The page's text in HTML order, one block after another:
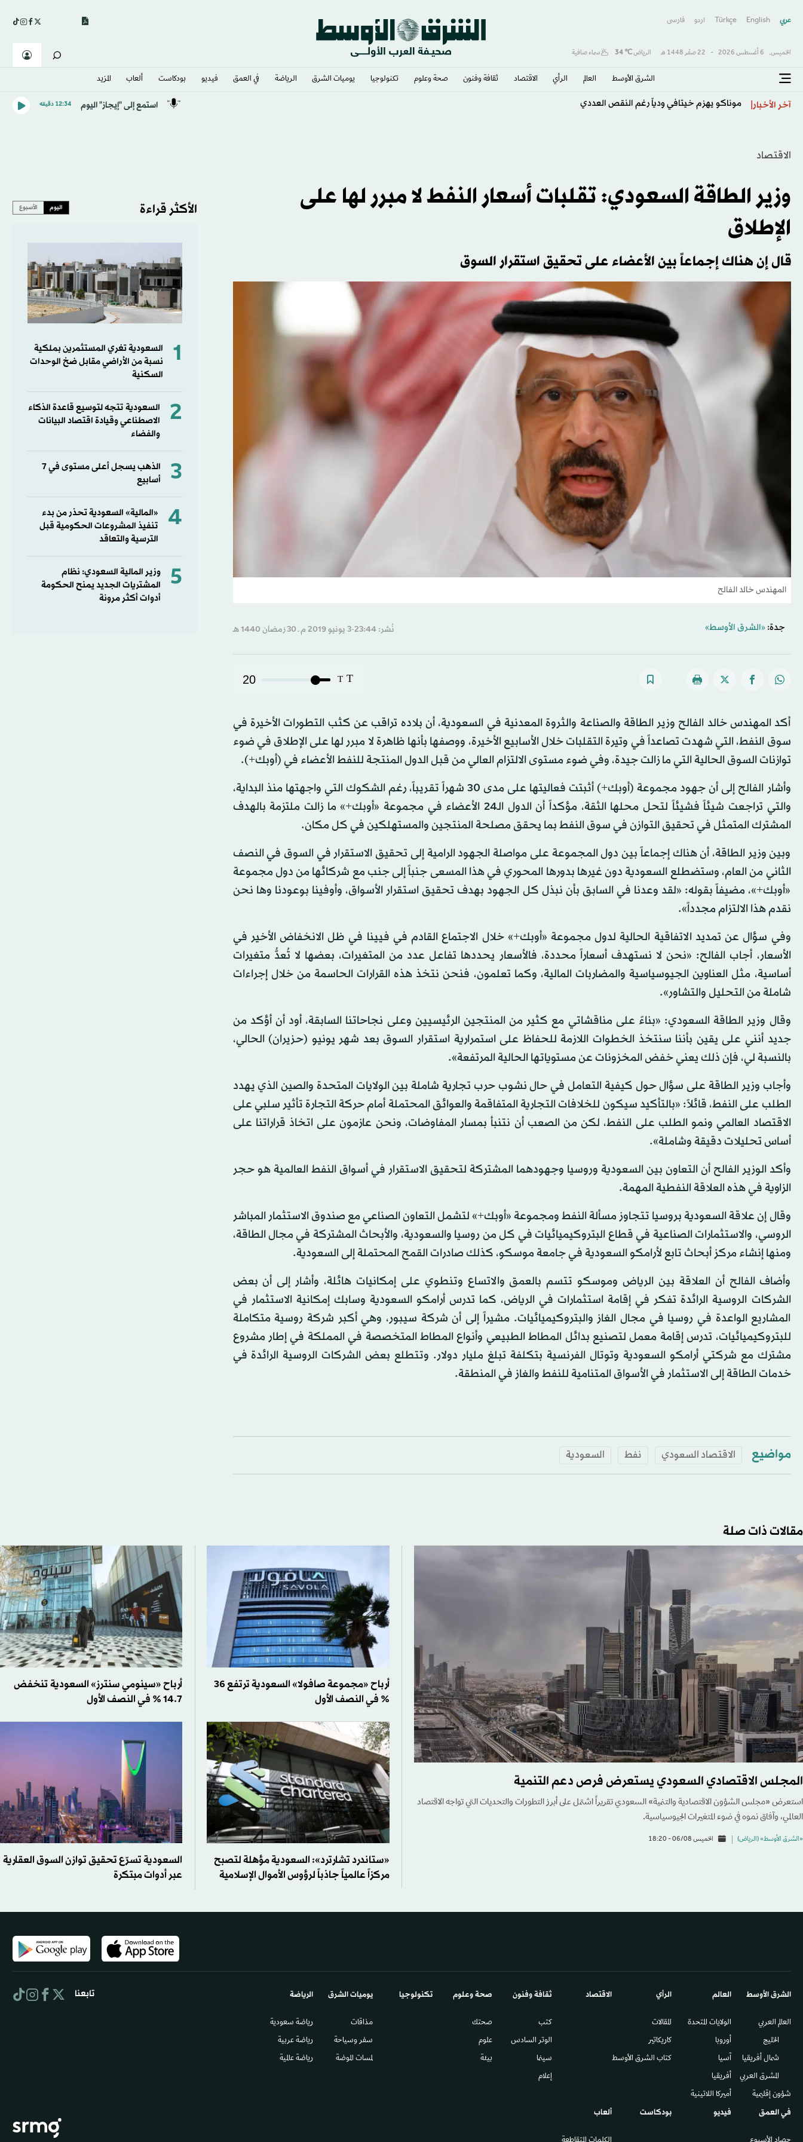
عربي English
Türkçe اردو فارسى
الخميس, 6 أغسطس 2026 - 22 صفَر 1448 هـ الرياض℃
34 سماء صافية
الشرق الأوسط​ العالم الرأي الاقتصاد ثقافة وفنون صحة وعلوم تكنولوجيا يوميات الشرق​ الرياضة في العمق فيديو بودكاست ألعاب المزيد
آخر الأخبار موناكو يهزم خيتافي ودياً رغم النقص العددي استمع إلى "إيجاز" اليوم 12:34 دقيقه
الاقتصاد
وزير الطاقة السعودي: تقلبات أسعار النفط لا مبرر لها على
الإطلاق
قال إن هناك إجماعاً بين الأعضاء على تحقيق استقرار السوق
المهندس خالد الفالح
جدة: «الشرق الأوسط» نُشر: 23:44-3 يونيو 2019 م ـ 30 رَمضان 1440 هـ
T
T
20
أكد المهندس خالد الفالح وزير الطاقة والصناعة والثروة المعدنية في السعودية، أن بلاده تراقب عن كثب التطورات الأخيرة في
سوق النفط، التي شهدت تصاعداً في وتيرة التقلبات خلال الأسابيع الأخيرة، ووصفها بأنها ظاهرة لا مبرر لها على الإطلاق في ضوء
توازنات السوق الحالية التي ما زالت جيدة، وفي ضوء مستوى الالتزام العالي من قبل الدول المنتجة للنفط الأعضاء في (أوبك+).
وأشار الفالح إلى أن جهود مجموعة (أوبك+) أثبتت فعاليتها على مدى 30 شهراً تقريباً، رغم الشكوك التي واجهتها منذ البداية،
والتي تراجعت شيئاً فشيئاً لتحل محلها الثقة، مؤكداً أن الدول الـ24 الأعضاء في مجموعة «أوبك+» ما زالت ملتزمة بالهدف
المشترك المتمثل في تحقيق التوازن في سوق النفط بما يحقق مصلحة المنتجين والمستهلكين في كل مكان.
وبين وزير الطاقة، أن هناك إجماعاً بين دول المجموعة على مواصلة الجهود الرامية إلى تحقيق الاستقرار في السوق في النصف
الثاني من العام، وستضطلع السعودية دون غيرها بدورها المحوري في هذا المسعى جنباً إلى جنب مع شركائها من دول مجموعة
«أوبك+»، مضيفاً بقوله: «لقد وعدنا في السابق بأن نبذل كل الجهود بهدف تحقيق استقرار الأسواق، وأوفينا بوعودنا وها نحن
نقدم هذا الالتزام مجدداً».
وفي سؤال عن تمديد الاتفاقية الحالية لدول مجموعة «أوبك+» خلال الاجتماع القادم في فيينا في ظل الانخفاض الأخير في
الأسعار، أجاب الفالح: «نحن لا نستهدف أسعاراً محددة، فالأسعار يحددها تفاعل عدد من المتغيرات، بعضها لا تُعدُّ متغيرات
أساسية، مثل العناوين الجيوسياسية والمضاربات المالية، وكما تعلمون، فنحن نتخذ هذه القرارات الحاسمة من خلال إجراءات
شاملة من التحليل والتشاور».
وقال وزير الطاقة السعودي: «بناءً على مناقشاتي مع كثير من المنتجين الرئيسيين وعلى نجاحاتنا السابقة، أود أن أؤكد من
جديد أنني على يقين بأننا سنتخذ الخطوات اللازمة للحفاظ على استمرارية استقرار السوق بعد شهر يونيو (حزيران) الحالي،
بالنسبة لي، فإن ذلك يعني خفض المخزونات عن مستوياتها الحالية المرتفعة».
وأجاب وزير الطاقة على سؤال حول كيفية التعامل في حال نشوب حرب تجارية شاملة بين الولايات المتحدة والصين الذي يهدد
الطلب على النفط، قائلاً: «بالتأكيد سيكون للخلافات التجارية المتفاقمة والعوائق المحتملة أمام حركة التجارة تأثير سلبي على
الاقتصاد العالمي ونمو الطلب على النفط، لكن من الصعب أن نتنبأ بمسار المفاوضات، ونحن عازمون على اتخاذ قراراتنا على
أساس تحليلات دقيقة وشاملة».
وأكد الوزير الفالح أن التعاون بين السعودية وروسيا وجهودهما المشتركة لتحقيق الاستقرار في أسواق النفط العالمية هو حجر
الزاوية في هذه العلاقة النفطية المهمة.
وقال إن علاقة السعودية بروسيا تتجاوز مسألة النفط ومجموعة «أوبك+» لتشمل التعاون الصناعي مع صندوق الاستثمار المباشر
الروسي، والاستثمارات الصناعية في قطاع البتروكيميائيات في كل من روسيا والسعودية، والأبحاث المشتركة في مجال الطاقة،
ومنها إنشاء مركز أبحاث تابع لأرامكو السعودية في جامعة موسكو، كذلك صادرات القمح المحتملة إلى السعودية.
وأضاف الفالح أن العلاقة بين الرياض وموسكو تتسم بالعمق والاتساع وتنطوي على إمكانيات هائلة، وأشار إلى أن بعض
الشركات الروسية الرائدة تفكر في إقامة استثمارات في الرياض، كما تدرس أرامكو السعودية وسابك إمكانية الاستثمار في
المشاريع الواعدة في روسيا في مجال الغاز والبتروكيميائيات. مشيراً إلى أن شركة سيبور، وهي أكبر شركة روسية متكاملة
للبتروكيميائيات، تدرس إقامة معمل لتصنيع بدائل المطاط الطبيعي وأنواع المطاط المتخصصة في المملكة في إطار مشروع
مشترك مع شركتي أرامكو السعودية وتوتال الفرنسية بتكلفة تبلغ مليار دولار. وتتطلع بعض الشركات الروسية الرائدة في
خدمات الطاقة إلى الاستثمار في الأسواق المتنامية للنفط والغاز في المنطقة.
مواضيع الاقتصاد السعودي نفط السعودية
الأكثر قراءة اليوم الأسبوع
1
السعودية تغري المستثمرين بملكية
نسبة من الأراضي مقابل ضخ الوحدات
السكنية
2
السعودية تتجه لتوسيع قاعدة الذكاء
الاصطناعي وقيادة اقتصاد البيانات
والفضاء
3
الذهب يسجل أعلى مستوى في 7
أسابيع
4
«المالية» السعودية تحذر من بدء
تنفيذ المشروعات الحكومية قبل
الترسية والتعاقد
5
وزير المالية السعودي: نظام
المشتريات الجديد يمنح الحكومة
أدوات أكثر مرونة
مقالات ذات صلة
المجلس الاقتصادي السعودي يستعرض فرص دعم التنمية
استعرض «مجلس الشؤون الاقتصادية والتنمية» السعودي تقريراً اشتمل على أبرز التطورات والتحديات التي تواجه الاقتصاد
العالمي، وآفاق نموه في ضوء المتغيرات الجيوسياسية.
«الشرق الأوسط» (الرياض) الخميس 06/08 - 18:20
أرباح «مجموعة صافولا» السعودية ترتفع 36
% في النصف الأول
أرباح «سينومي سنترز» السعودية تنخفض
14.7 % في النصف الأول
«ستاندرد تشارترد»: السعودية مؤهلة لتصبح
مركزاً عالمياً جاذباً لرؤوس الأموال الإسلامية
السعودية تسرّع تحقيق توازن السوق العقارية
عبر أدوات مبتكرة
الشرق الأوسط​
العالم العربي
الخليج
شمال أفريقيا
المشرق العربي
شؤون إقليمية
العالم
الولايات المتحدة
أوروبا
آسيا
أفريقيا
أميركا اللاتينية
الرأي
المقالات
كاريكاتير
كتاب الشرق الأوسط
الاقتصاد ثقافة وفنون
كتب
الوتر السادس​
سينما
إعلام
صحة وعلوم
صحتك
علوم
بيئة
تكنولوجيا يوميات الشرق​
مذاقات
سفر وسياحة
لمسات الموضة
الرياضة
رياضة سعودية
رياضة عربية
رياضة عالمية
في العمق فيديو بودكاست ألعاب
تابعنا